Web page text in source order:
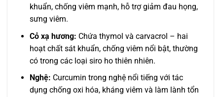
khuẩn, chống viêm mạnh, hỗ trợ giảm đau họng,
sưng viêm.
Cỏ xạ hương: Chứa thymol và carvacrol – hai
hoạt chất sát khuẩn, chống viêm nổi bật, thường
có trong các loại siro ho thiên nhiên.
Nghệ: Curcumin trong nghệ nổi tiếng với tác
dụng chống oxi hóa, kháng viêm và làm lành tổn